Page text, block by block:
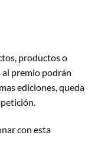
productos o
premio podrán
ediciones, queda
con esta